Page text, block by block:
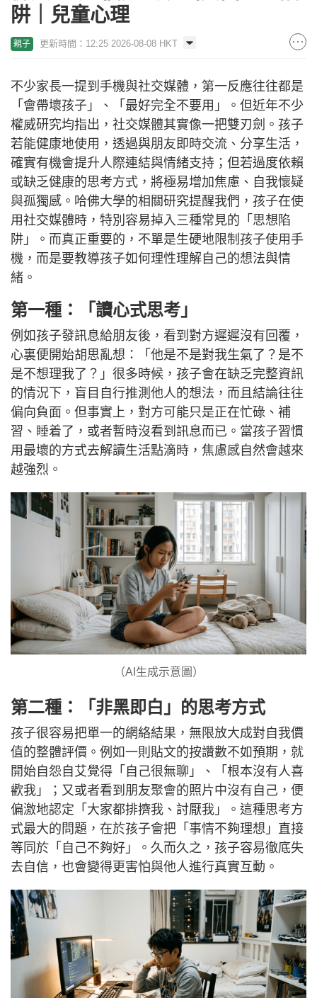
阱｜兒童心理
親子 更新時間：12:25 2026-08-08 HKT
不少家長一提到手機與社交媒體，第一反應往往都是
「會帶壞孩子」、「最好完全不要用」。但近年不少
權威研究均指出，社交媒體其實像一把雙刃劍。孩子
若能健康地使用，透過與朋友即時交流、分享生活，
確實有機會提升人際連結與情緒支持；但若過度依賴
或缺乏健康的思考方式，將極易增加焦慮、自我懷疑
與孤獨感。哈佛大學的相關研究提醒我們，孩子在使
用社交媒體時，特別容易掉入三種常見的「思想陷
阱」。而真正重要的，不單是生硬地限制孩子使用手
機，而是要教導孩子如何理性理解自己的想法與情
緒。
第一種：「讀心式思考」
例如孩子發訊息給朋友後，看到對方遲遲沒有回覆，
心裏便開始胡思亂想：「他是不是對我生氣了？是不
是不想理我了？」很多時候，孩子會在缺乏完整資訊
的情況下，盲目自行推測他人的想法，而且結論往往
偏向負面。但事實上，對方可能只是正在忙碌、補
習、睡着了，或者暫時沒看到訊息而已。當孩子習慣
用最壞的方式去解讀生活點滴時，焦慮感自然會越來
越強烈。
（AI生成示意圖）
第二種：「非黑即白」的思考方式
孩子很容易把單一的網絡結果，無限放大成對自我價
值的整體評價。例如一則貼文的按讚數不如預期，就
開始自怨自艾覺得「自己很無聊」、「根本沒有人喜
歡我」；又或者看到朋友聚會的照片中沒有自己，便
偏激地認定「大家都排擠我、討厭我」。這種思考方
式最大的問題，在於孩子會把「事情不夠理想」直接
等同於「自己不夠好」。久而久之，孩子容易徹底失
去自信，也會變得更害怕與他人進行真實互動。